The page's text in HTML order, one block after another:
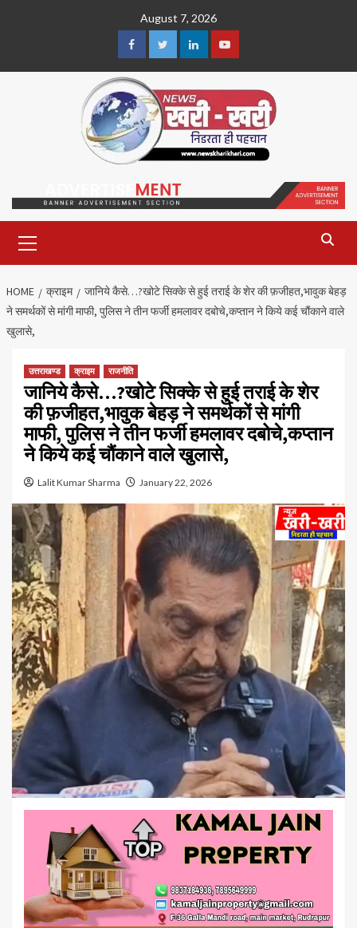
August 7, 2026
FacebookTwitterLinkedinYoutube
Menu
HOME क्राइम
जानिये कैसे…?खोटे सिक्के से हुई तराई के शेर की फ़जीहत,भावुक बेहड़
ने समर्थकों से मांगी माफी, पुलिस ने तीन फर्जी हमलावर दबोचे,कप्तान ने किये कई चौंकाने वाले
खुलासे,
उत्तराखण्ड क्राइम राजनीति
जानिये कैसे…?खोटे सिक्के से हुई तराई के शेर
की फ़जीहत,भावुक बेहड़ ने समर्थकों से मांगी
माफी, पुलिस ने तीन फर्जी हमलावर दबोचे,कप्तान
ने किये कई चौंकाने वाले खुलासे,
Lalit Kumar Sharma January 22, 2026